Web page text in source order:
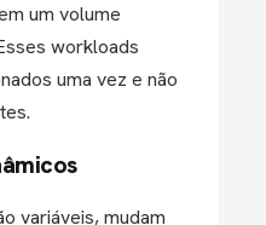
um volume
workloads
uma vez e não
variáveis, mudam